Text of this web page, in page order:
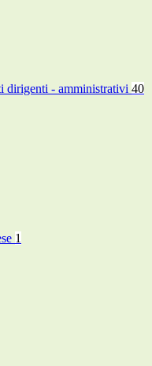
dirigenti - amministrativi 40
1